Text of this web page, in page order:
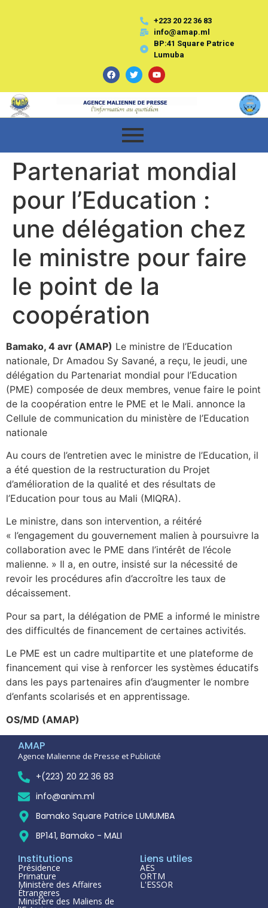
+223 20 22 36 83
info@amap.ml
BP:41 Square Patrice
Lumuba
Partenariat mondial
pour l’Education :
une délégation chez
le ministre pour faire
le point de la
coopération
Bamako, 4 avr (AMAP) Le ministre de l’Education
nationale, Dr Amadou Sy Savané, a reçu, le jeudi, une
délégation du Partenariat mondial pour l’Education
(PME) composée de deux membres, venue faire le point
de la coopération entre le PME et le Mali. annonce la
Cellule de communication du ministère de l’Education
nationale
Au cours de l’entretien avec le ministre de l’Education, il
a été question de la restructuration du Projet
d’amélioration de la qualité et des résultats de
l’Education pour tous au Mali (MIQRA).
Le ministre, dans son intervention, a réitéré
« l’engagement du gouvernement malien à poursuivre la
collaboration avec le PME dans l’intérêt de l’école
malienne. » Il a, en outre, insisté sur la nécessité de
revoir les procédures afin d’accroître les taux de
décaissement.
Pour sa part, la délégation de PME a informé le ministre
des difficultés de financement de certaines activités.
Le PME est un cadre multipartite et une plateforme de
financement qui vise à renforcer les systèmes éducatifs
dans les pays partenaires afin d’augmenter le nombre
d’enfants scolarisés et en apprentissage.
OS/MD (AMAP)
AMAP
Agence Malienne de Presse et Publicité
+(223) 20 22 36 83
info@anim.ml
Bamako Square Patrice LUMUMBA
BP141, Bamako - MALI
Institutions
Présidence
Primature
Ministère des Affaires
Étrangeres
Ministère des Maliens de
Liens utiles
AES
ORTM
L'ESSOR